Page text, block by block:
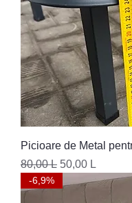
Picioare de Metal
Preț normal
80,00 L Preț redus
50,00 L
-6,9%